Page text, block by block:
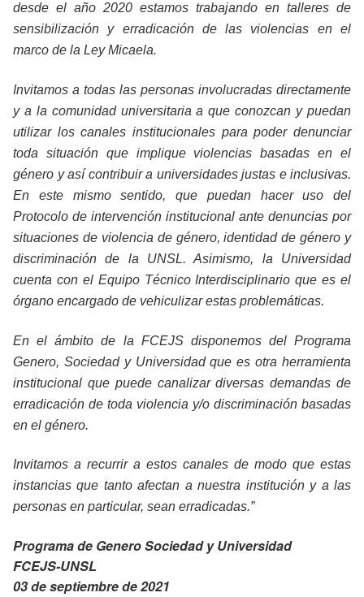
desde el año 2020 estamos trabajando en talleres de
sensibilización y erradicación de las violencias en el
marco de la Ley Micaela.
Invitamos a todas las personas involucradas directamente
y a la comunidad universitaria a que conozcan y puedan
utilizar los canales institucionales para poder denunciar
toda situación que implique violencias basadas en el
género y así contribuir a universidades justas e inclusivas.
En este mismo sentido, que puedan hacer uso del
Protocolo de intervención institucional ante denuncias por
situaciones de violencia de género, identidad de género y
discriminación de la UNSL. Asimismo, la Universidad
cuenta con el Equipo Técnico Interdisciplinario que es el
órgano encargado de vehiculizar estas problemáticas.
En el ámbito de la FCEJS disponemos del Programa
Genero, Sociedad y Universidad que es otra herramienta
institucional que puede canalizar diversas demandas de
erradicación de toda violencia y/o discriminación basadas
en el género.
Invitamos a recurrir a estos canales de modo que estas
instancias que tanto afectan a nuestra institución y a las
personas en particular, sean erradicadas.”
Programa de Genero Sociedad y Universidad
FCEJS-UNSL
03 de septiembre de 2021